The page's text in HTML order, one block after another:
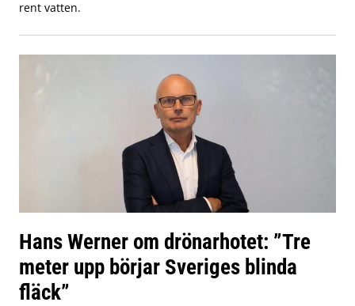
rent vatten.
Hans Werner om drönarhotet: ”Tre
meter upp börjar Sveriges blinda
fläck”